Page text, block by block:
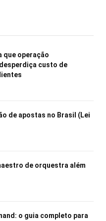
que operação
custo de
de apostas no Brasil (Lei
de orquestra além
o guia completo para